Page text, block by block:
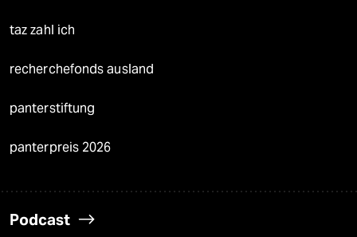
taz zahl ich
recherchefonds ausland
panterstiftung
panterpreis 2026
Podcast